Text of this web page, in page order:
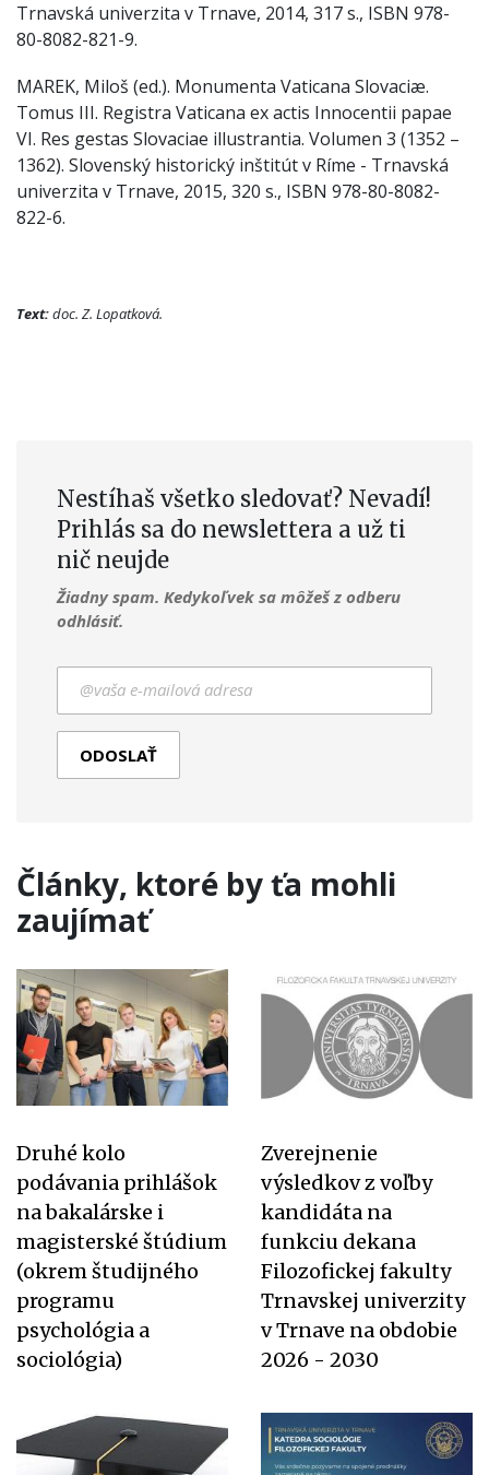
Trnavská univerzita v Trnave, 2014, 317 s., ISBN 978-
80-8082-821-9.
MAREK, Miloš (ed.). Monumenta Vaticana Slovaciæ.
Tomus III. Registra Vaticana ex actis Innocentii papae
VI. Res gestas Slovaciae illustrantia. Volumen 3 (1352 –
1362). Slovenský historický inštitút v Ríme - Trnavská
univerzita v Trnave, 2015, 320 s., ISBN 978-80-8082-
822-6.
Text:doc. Z. Lopatková.
Nestíhaš všetko sledovať? Nevadí!
Prihlás sa do newslettera a už ti
nič neujde
Žiadny spam. Kedykoľvek sa môžeš z odberu
odhlásiť.
Články, ktoré by ťa mohli
zaujímať
Druhé kolo
podávania prihlášok
na bakalárske i
magisterské štúdium
(okrem študijného
programu
psychológia a
sociológia)
Zverejnenie
výsledkov z voľby
kandidáta na
funkciu dekana
Filozofickej fakulty
Trnavskej univerzity
v Trnave na obdobie
2026 - 2030